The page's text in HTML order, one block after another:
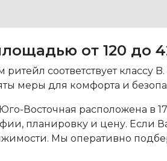
от 120 до
соответствует классу
меры для комфорта и
Восточная расположена в
планировку и цену. Если
Мы оперативно